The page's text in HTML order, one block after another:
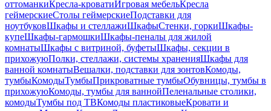
оттоманкиКресла-кроватиИгровая мебельКресла
геймерскиеСтолы геймерскиеПодставки для
ноутбуковШкафы и стеллажиШкафыСтенки, горкиШкафы-
купеШкафы-гармошкиШкафы-пеналы для жилой
комнатыШкафы с витриной, буфетыШкафы, секции в
прихожуюПолки, стеллажи, системы храненияШкафы для
ванной комнатыВешалки, подставки для зонтовКомоды,
тумбыКомодыТумбыПрикроватные тумбыОбувницы, тумбы в
прихожуюКомоды, тумбы для ваннойПеленальные столики,
комодыТумбы под ТВКомоды пластиковыеКровати и